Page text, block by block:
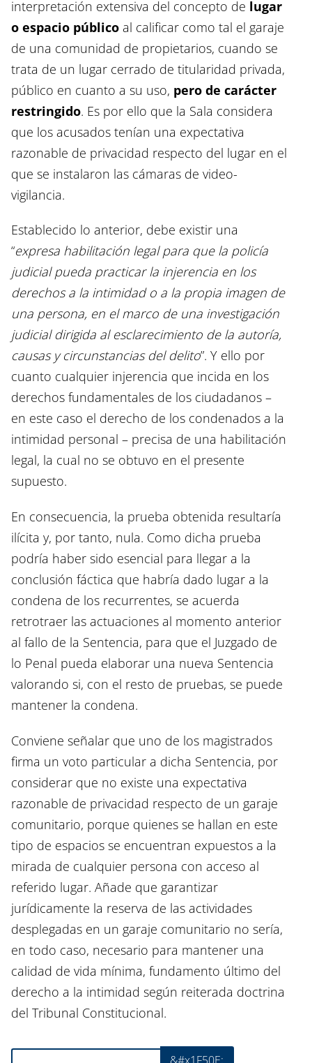
interpretación extensiva del concepto de lugar
o espacio público al calificar como tal el garaje
de una comunidad de propietarios, cuando se
trata de un lugar cerrado de titularidad privada,
público en cuanto a su uso, pero de carácter
restringido. Es por ello que la Sala considera
que los acusados tenían una expectativa
razonable de privacidad respecto del lugar en el
que se instalaron las cámaras de video-
vigilancia.
Establecido lo anterior, debe existir una
“expresa habilitación legal para que la policía
judicial pueda practicar la injerencia en los
derechos a la intimidad o a la propia imagen de
una persona, en el marco de una investigación
judicial dirigida al esclarecimiento de la autoría,
causas y circunstancias del delito”. Y ello por
cuanto cualquier injerencia que incida en los
derechos fundamentales de los ciudadanos –
en este caso el derecho de los condenados a la
intimidad personal – precisa de una habilitación
legal, la cual no se obtuvo en el presente
supuesto.
En consecuencia, la prueba obtenida resultaría
ilícita y, por tanto, nula. Como dicha prueba
podría haber sido esencial para llegar a la
conclusión fáctica que habría dado lugar a la
condena de los recurrentes, se acuerda
retrotraer las actuaciones al momento anterior
al fallo de la Sentencia, para que el Juzgado de
lo Penal pueda elaborar una nueva Sentencia
valorando si, con el resto de pruebas, se puede
mantener la condena.
Conviene señalar que uno de los magistrados
firma un voto particular a dicha Sentencia, por
considerar que no existe una expectativa
razonable de privacidad respecto de un garaje
comunitario, porque quienes se hallan en este
tipo de espacios se encuentran expuestos a la
mirada de cualquier persona con acceso al
referido lugar. Añade que garantizar
jurídicamente la reserva de las actividades
desplegadas en un garaje comunitario no sería,
en todo caso, necesario para mantener una
calidad de vida mínima, fundamento último del
derecho a la intimidad según reiterada doctrina
del Tribunal Constitucional.
Buscar